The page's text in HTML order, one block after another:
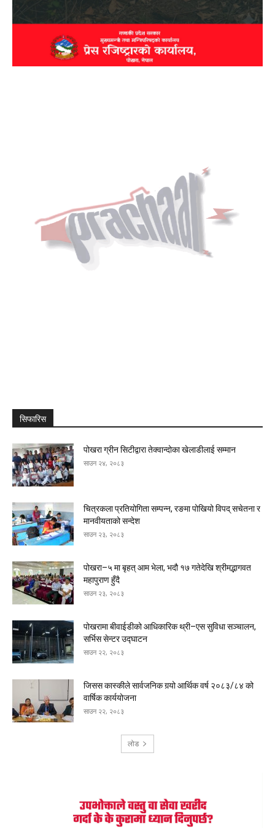
सिफारिस
पोखरा ग्रीन सिटीद्वारा तेक्वान्दोका खेलाडीलाई सम्मान
साउन २४, २०८३
चित्रकला प्रतियोगिता सम्पन्न, रङमा पोखियो विपद् सचेतना र
मानवीयताको सन्देश
साउन २३, २०८३
पोखरा–५ मा बृहत् आम भेला, भदौ १७ गतेदेखि श्रीमद्भागवत
महापुराण हुँदै
साउन २३, २०८३
पोखरामा बीवाईडीको आधिकारिक थ्री–एस सुविधा सञ्चालन,
सर्भिस सेन्टर उद्घाटन
साउन २२, २०८३
जिसस कास्कीले सार्वजनिक गर्‍यो आर्थिक वर्ष २०८३/८४ को
वार्षिक कार्ययोजना
साउन २२, २०८३
लोड